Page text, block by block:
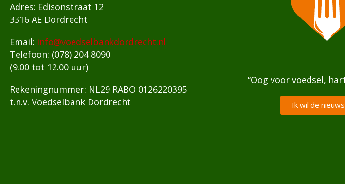
Adres: Edisonstraat 12
3316 AE Dordrecht
Email: info@voedselbankdordrecht.nl
Telefoon: (078) 204 8090
(9.00 tot 12.00 uur)
Rekeningnummer: NL29 RABO 0126220395
t.n.v. Voedselbank Dordrecht
“Oog voor voedsel,
Ik wil de